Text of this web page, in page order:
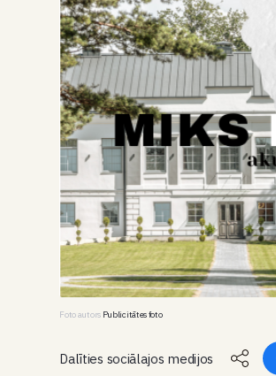
Foto autors Publicitātes foto
Dalīties sociālajos medijos